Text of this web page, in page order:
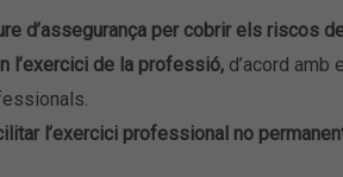
d’assegurança per cobrir els riscos
l’exercici de la professió, d’acord amb
l’exercici professional no